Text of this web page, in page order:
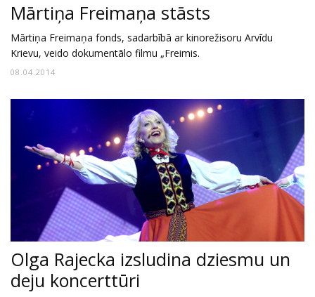
Mārtiņa Freimaņa stāsts
Mārtiņa Freimaņa fonds, sadarbībā ar kinorežisoru Arvīdu
Krievu, veido dokumentālo filmu „Freimis.
08.04.2014
Olga Rajecka izsludina dziesmu un
deju koncerttūri